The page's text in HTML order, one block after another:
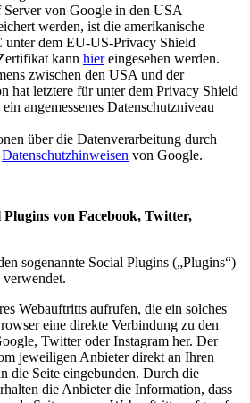
von Google in den USA
werden, ist die amerikanische
dem EU-US-Privacy Shield
kann hiereingesehen werden.
zwischen den USA und der
hat letztere für unter dem Privacy Shield
angemessenes Datenschutzniveau
über die Datenverarbeitung durch
Datenschutzhinweisen von Google.
von Facebook, Twitter,
sogenannte Social Plugins („Plugins“)
Webauftritts aufrufen, die ein solches
eine direkte Verbindung zu den
Twitter oder Instagram her. Der
jeweiligen Anbieter direkt an Ihren
die Seite eingebunden. Durch die
die Anbieter die Information, dass